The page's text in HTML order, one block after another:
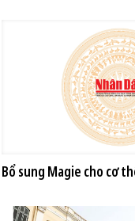
Bổ sung Magie cho cơ